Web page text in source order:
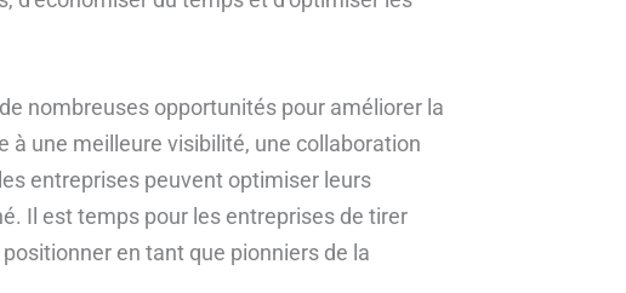
nombreuses opportunités pour améliorer la
à une meilleure visibilité, une collaboration
entreprises peuvent optimiser leurs
Il est temps pour les entreprises de tirer
en tant que pionniers de la